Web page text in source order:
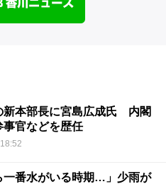
新本部長に宮島広成氏 内閣
事官などを歴任
一番水がいる時期…」少雨が